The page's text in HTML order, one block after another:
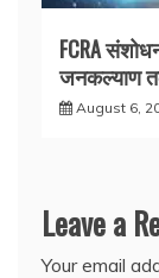
FCRA
जनकल्याण
August 6,
Leave a
Your email